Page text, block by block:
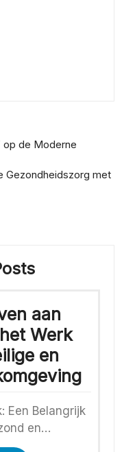
op de Moderne
Gezondheidszorg met
aan
Werk
en
Een Belangrijk
en…